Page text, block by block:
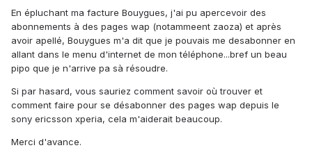
En épluchant ma facture Bouygues, j'ai pu apercevoir des
abonnements à des pages wap (notammeent zaoza) et après
avoir apellé, Bouygues m'a dit que je pouvais me desabonner en
allant dans le menu d'internet de mon téléphone...bref un beau
pipo que je n'arrive pa sà résoudre.
Si par hasard, vous sauriez comment savoir où trouver et
comment faire pour se désabonner des pages wap depuis le
sony ericsson xperia, cela m'aiderait beaucoup.
Merci d'avance.